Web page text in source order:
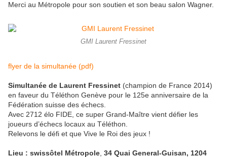
Merci au Métropole pour son soutien et son beau salon Wagner.
GMI Laurent Fressinet
flyer de la simultanée (pdf)
Simultanée de Laurent Fressinet (champion de France 2014)
en faveur du Téléthon Genève pour le 125e anniversaire de la
Fédération suisse des échecs.
Avec 2712 élo FIDE, ce super Grand-Maître vient défier les
joueurs d’échecs locaux au Téléthon.
Relevons le défi et que Vive le Roi des jeux !
Lieu : swissôtel Métropole 34 Quai General-Guisan, 1204